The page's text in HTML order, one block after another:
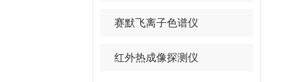
赛默飞离子色谱仪
红外热成像探测仪